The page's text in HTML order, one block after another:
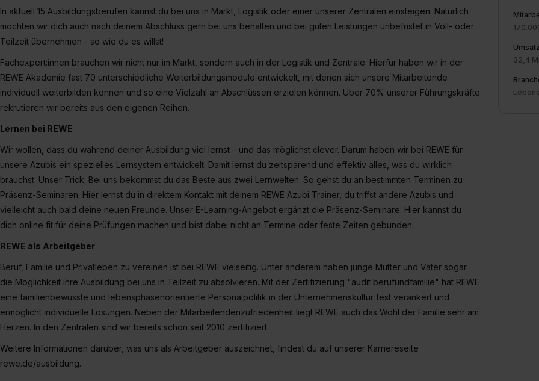
32,4
In aktuell 15 Ausbildungsberufen kannst du bei uns in Markt, Logistik oder einer unserer Zentralen einsteigen. Natürlich
möchten wir dich auch nach deinem Abschluss gern bei uns behalten und bei guten Leistungen unbefristet in Voll- oder
Teilzeit übernehmen - so wie du es willst!
Fachexpert:innen brauchen wir nicht nur im Markt, sondern auch in der Logistik und Zentrale. Hierfür haben wir in der
REWE Akademie fast 70 unterschiedliche Weiterbildungsmodule entwickelt, mit denen sich unsere Mitarbeitende
individuell weiterbilden können und so eine Vielzahl an Abschlüssen erzielen können. Über 70% unserer Führungskräfte
rekrutieren wir bereits aus den eigenen Reihen.
Lernen bei REWE
Wir wollen, dass du während deiner Ausbildung viel lernst – und das möglichst clever. Darum haben wir bei REWE für
unsere Azubis ein spezielles Lernsystem entwickelt. Damit lernst du zeitsparend und effektiv alles, was du wirklich
brauchst. Unser Trick: Bei uns bekommst du das Beste aus zwei Lernwelten. So gehst du an bestimmten Terminen zu
Präsenz-Seminaren. Hier lernst du in direktem Kontakt mit deinem REWE Azubi Trainer, du triffst andere Azubis und
vielleicht auch bald deine neuen Freunde. Unser E-Learning-Angebot ergänzt die Präsenz-Seminare. Hier kannst du
dich online fit für deine Prüfungen machen und bist dabei nicht an Termine oder feste Zeiten gebunden.
REWE als Arbeitgeber
Beruf, Familie und Privatleben zu vereinen ist bei REWE vielseitig. Unter anderem haben junge Mütter und Väter sogar
die Möglichkeit ihre Ausbildung bei uns in Teilzeit zu absolvieren. Mit der Zertifizierung "audit berufundfamilie" hat REWE
eine familienbewusste und lebensphasenorientierte Personalpolitik in der Unternehmenskultur fest verankert und
ermöglicht individuelle Lösungen. Neben der Mitarbeitendenzufriedenheit liegt REWE auch das Wohl der Familie sehr am
Herzen. In den Zentralen sind wir bereits schon seit 2010 zertifiziert.
Weitere Informationen darüber, was uns als Arbeitgeber auszeichnet, findest du auf unserer Karriereseite
rewe.de/ausbildung.